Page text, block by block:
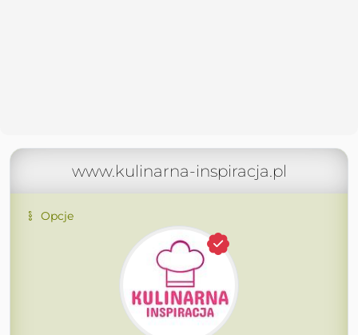
www.kulinarna-inspiracja.pl
Opcje